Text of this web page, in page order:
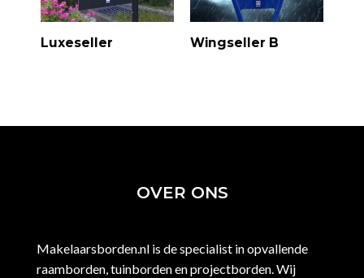
Luxeseller Wingseller B
OVER ONS
Makelaarsborden.nl is de specialist in opvallende
raamborden, tuinborden en projectborden. Wij